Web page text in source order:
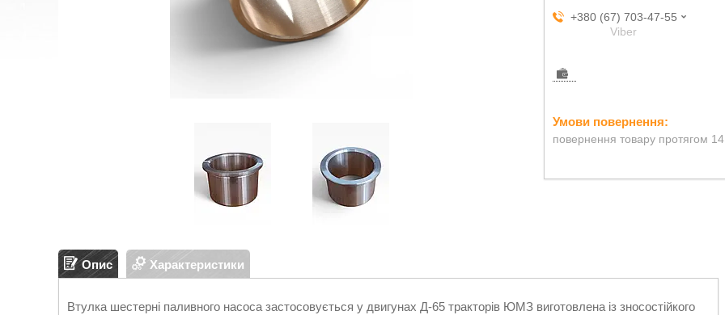
+380 (67) 703-47-55
Viber
повернення товару протягом
Опис Характеристики
Втулка шестерні паливного насоса застосовується у двигунах Д-65 тракторів ЮМЗ виготовлена із зносостійкого